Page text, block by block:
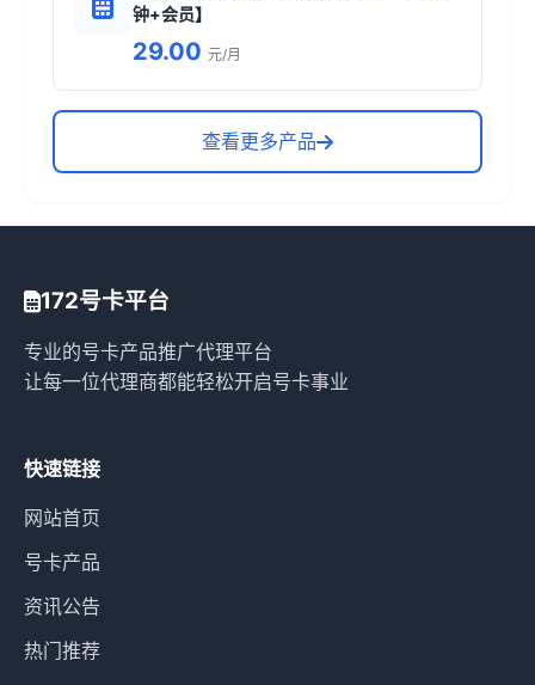
钟+会员】
29.00 元/月
查看更多产品
172号卡平台
专业的号卡产品推广代理平台
让每一位代理商都能轻松开启号卡事业
快速链接
网站首页
号卡产品
资讯公告
热门推荐